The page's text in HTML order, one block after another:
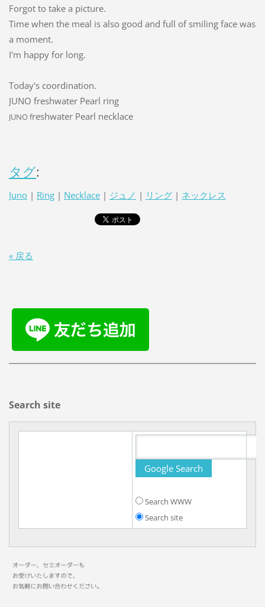
Forgot to take a picture.
Time when the meal is also good and full of smiling face was
a moment.
I'm happy for long.
Today's coordination.
JUNO freshwater Pearl ring
JUNO freshwater Pearl necklace
タグ:
Juno | Ring | Necklace | ジュノ | リング | ネックレス
« 戻る
Search site
Search WWW
Search site